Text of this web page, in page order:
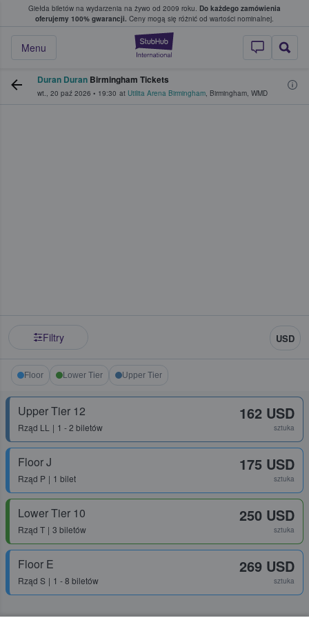
Giełda biletów na wydarzenia na żywo od 2009 roku. Do każdego zamówienia
oferujemy 100% gwarancji. Ceny mogą się różnić od wartości nominalnej.
StubHub —
Menu
w którym fani i kibice kupują i
Duran Duran Birmingham Tickets
wt., 20 paź 2026 • 19:30 at Utilita Arena Birmingham, Birmingham, WMD
Filtry USD
Floor Lower Tier Upper Tier
Upper Tier 12
Rząd LL 1 - 2 biletów
162 USD
sztuka
Floor J
Rząd P 1 bilet
175 USD
sztuka
Lower Tier 10
Rząd T 3 biletów
250 USD
sztuka
Floor E
Rząd S 1 - 8 biletów
269 USD
sztuka